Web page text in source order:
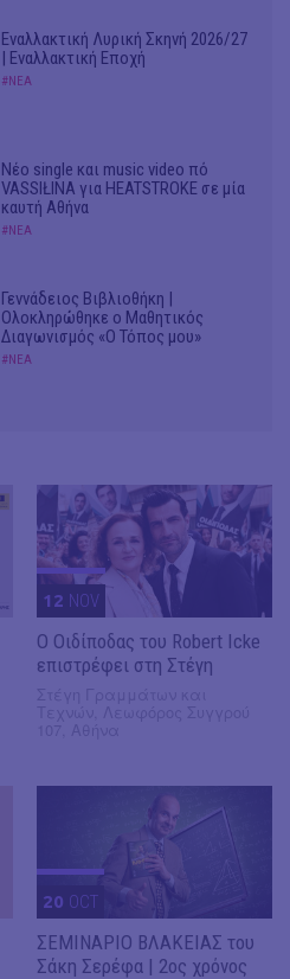
Εναλλακτική Λυρική Σκηνή 2026/27
| Εναλλακτική Εποχή
#ΝΕΑ
Νέο single και music video πό
VASSIŁINA για HEATSTROKE σε μία
καυτή Αθήνα
#ΝΕΑ
Γεννάδειος Βιβλιοθήκη |
Ολοκληρώθηκε ο Μαθητικός
Διαγωνισμός «Ο Τόπος μου»
#ΝΕΑ
12 NOV
O Οιδίποδας του Robert Icke
επιστρέφει στη Στέγη
20 OCT
ΣΕΜΙΝΑΡΙΟ ΒΛΑΚΕΙΑΣ του
Σάκη Σερέφα | 2ος χρόνος